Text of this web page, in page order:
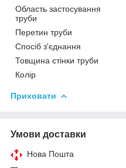
Область застосування
труби
Перетин труби
Спосіб з'єднання
Товщина стінки труби
Колір
Приховати
Умови доставки
Нова Пошта